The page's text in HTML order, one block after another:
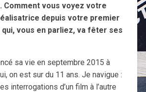
Comment vous voyez votre
depuis votre premier
vous en parliez, va fêter ses
sa vie en septembre 2015 à
on est sur du 11 ans. Je navigue :
interrogations d’un film à l’autre